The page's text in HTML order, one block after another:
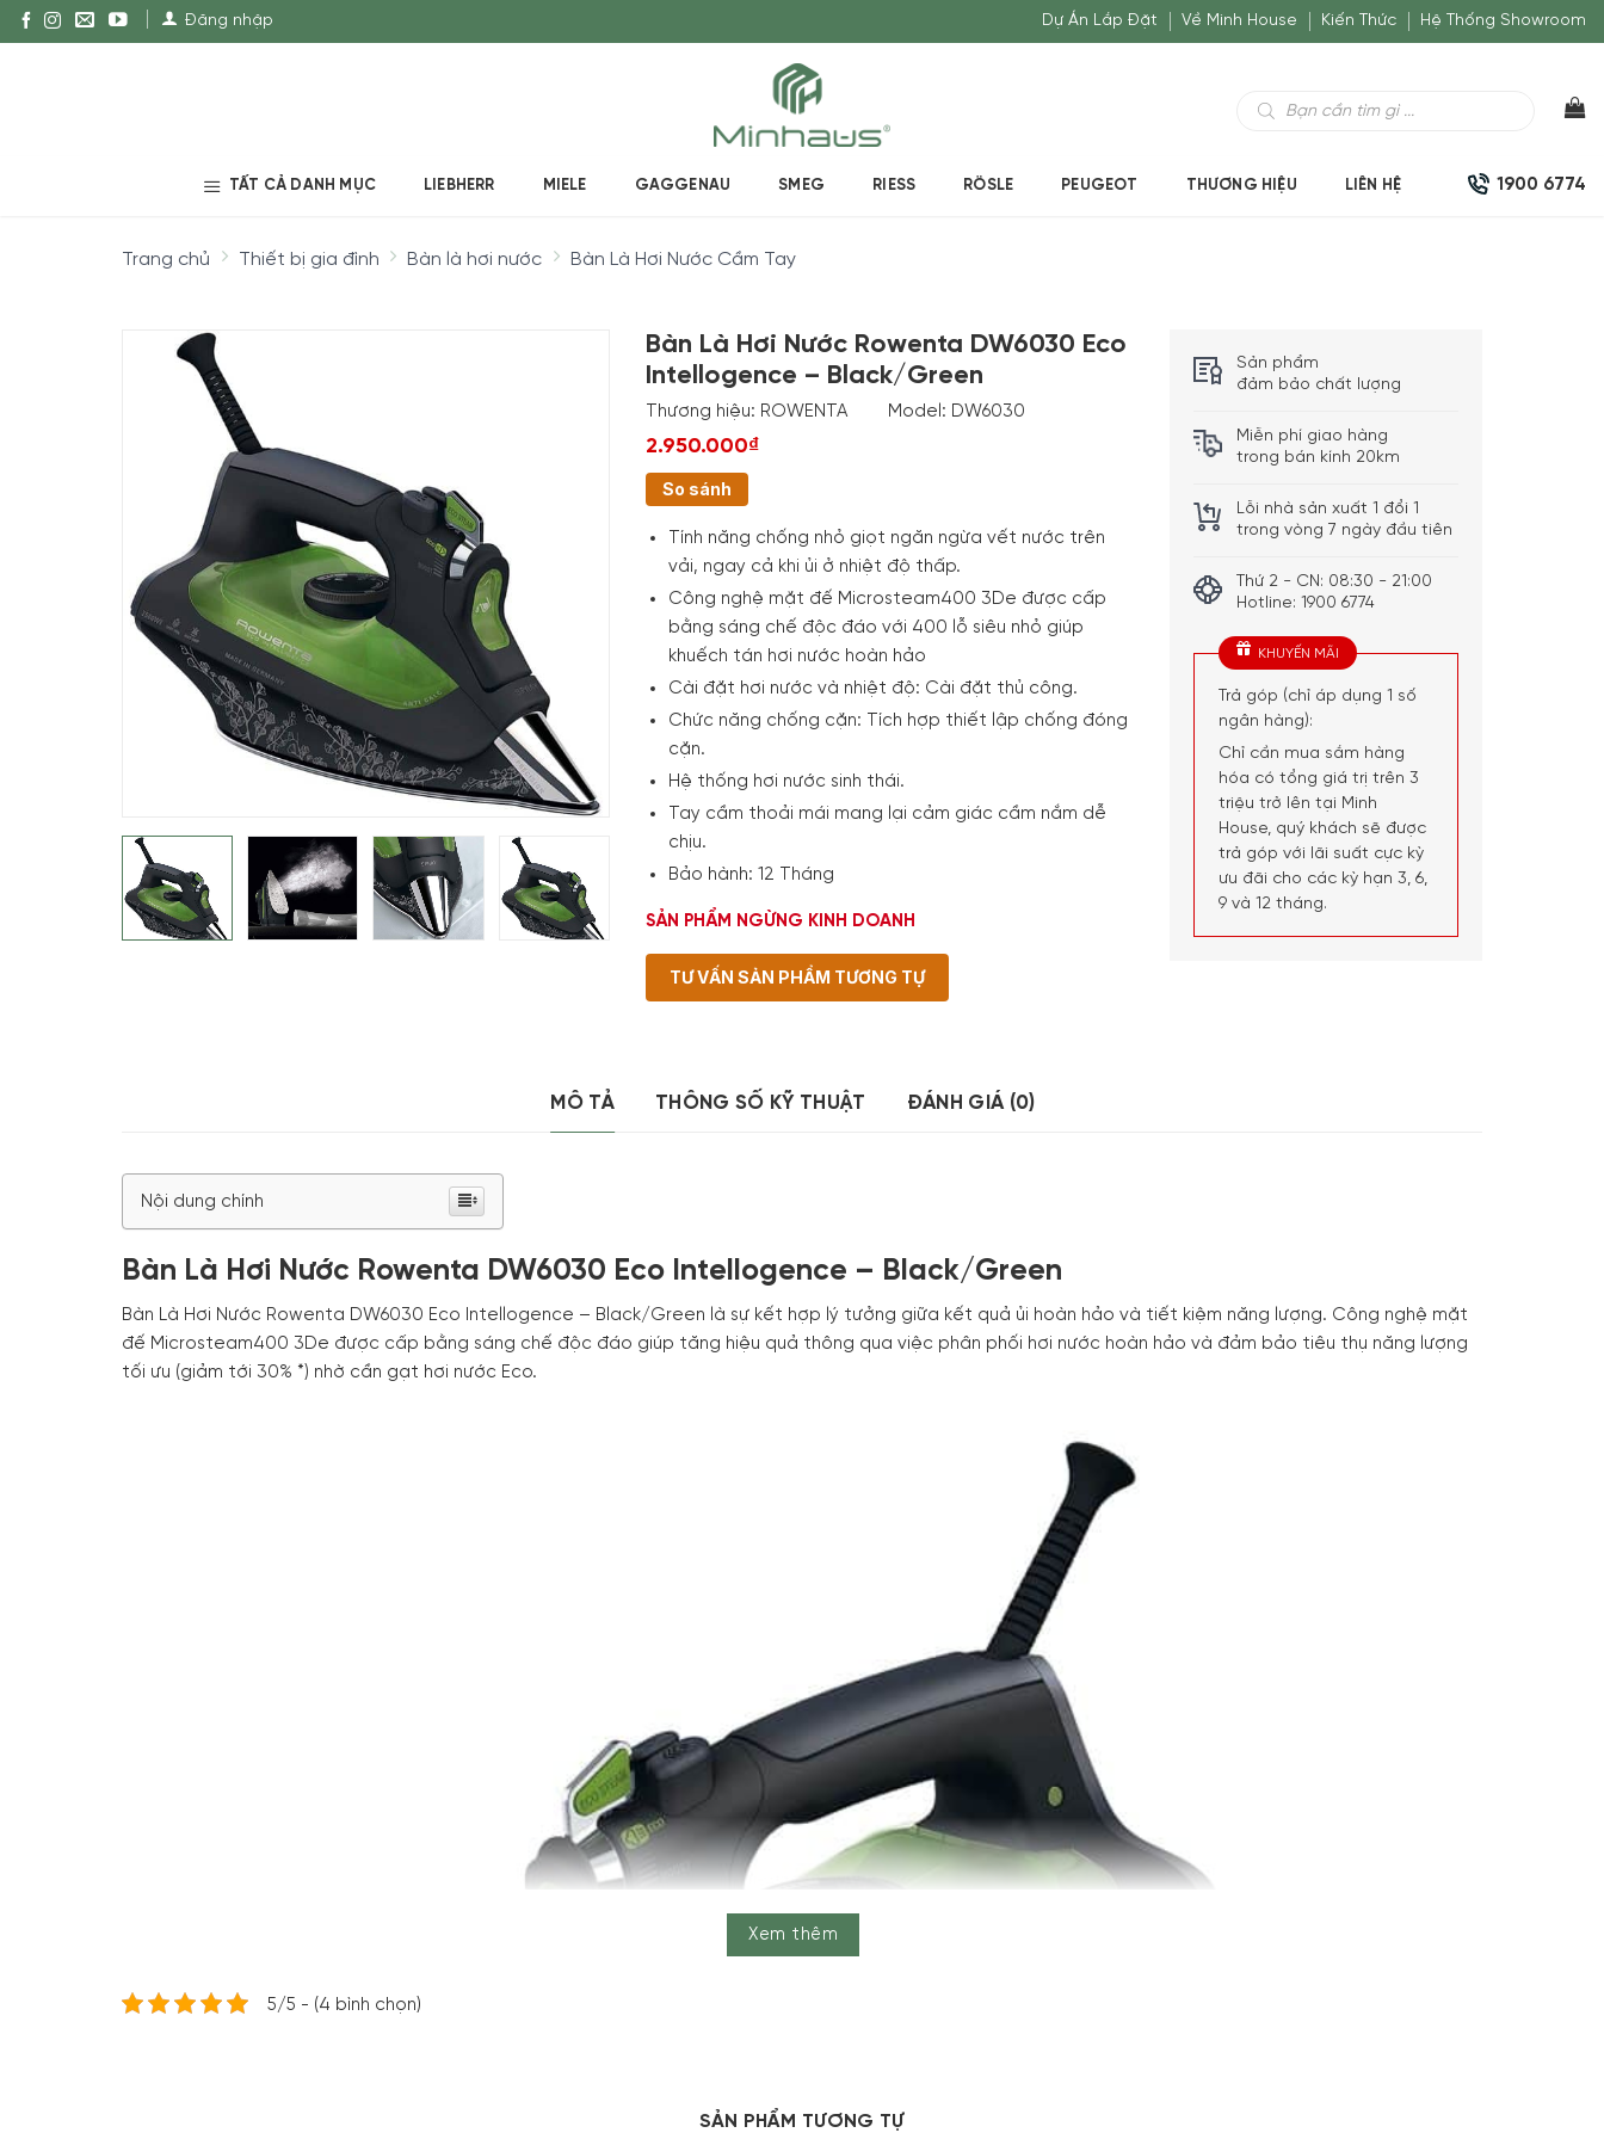
Đăng nhập Dự Án Lắp Đặt Về Minh House Kiến Thức Hệ Thống Showroom
kiếm
TẤT CẢ DANH MỤC LIEBHERR MIELE GAGGENAU SMEG RIESS RÖSLE PEUGEOT THƯƠNG HIỆU LIÊN HỆ 1900 6774
Trang chủ Thiết bị gia đình Bàn là hơi nước Bàn Là Hơi Nước Cầm Tay
Bàn Là Hơi Nước Rowenta DW6030 Eco
Intellogence – Black/Green
Thương hiệu: ROWENTA Model: DW6030
2.950.000₫
So sánh
Tính năng chống nhỏ giọt ngăn ngừa vết nước trên
vải, ngay cả khi ủi ở nhiệt độ thấp.
Công nghệ mặt đế Microsteam400 3De được cấp
bằng sáng chế độc đáo với 400 lỗ siêu nhỏ giúp
khuếch tán hơi nước hoàn hảo
Cài đặt hơi nước và nhiệt độ: Cài đặt thủ công.
Chức năng chống cặn: Tích hợp thiết lập chống đóng
cặn.
Hệ thống hơi nước sinh thái.
Tay cầm thoải mái mang lại cảm giác cầm nắm dễ
chịu.
Bảo hành: 12 Tháng
SẢN PHẨM NGỪNG KINH DOANH
TƯ VẤN SẢN PHẨM TƯƠNG TỰ
Sản phẩm
đảm bảo chất lượng
Miễn phí giao hàng
trong bán kính 20km
Lỗi nhà sản xuất 1 đổi 1
trong vòng 7 ngày đầu tiên
Thứ 2 - CN: 08:30 - 21:00
Hotline: 1900 6774
KHUYẾN MÃI
Trả góp (chỉ áp dụng 1 số
ngân hàng):
Chỉ cần mua sắm hàng
hóa có tổng giá trị trên 3
triệu trở lên tại Minh
House, quý khách sẽ được
trả góp với lãi suất cực kỳ
ưu đãi cho các kỳ hạn 3, 6,
9 và 12 tháng.
MÔ TẢ THÔNG SỐ KỸ THUẬT ĐÁNH GIÁ (0)
Nội dung chính
Bàn Là Hơi Nước Rowenta DW6030 Eco Intellogence – Black/Green
Bàn Là Hơi Nước Rowenta DW6030 Eco Intellogence – Black/Green là sự kết hợp lý tưởng giữa kết quả ủi hoàn hảo và tiết kiệm năng lượng. Công nghệ mặt
đế Microsteam400 3De được cấp bằng sáng chế độc đáo giúp tăng hiệu quả thông qua việc phân phối hơi nước hoàn hảo và đảm bảo tiêu thụ năng lượng
tối ưu (giảm tới 30% *) nhờ cần gạt hơi nước Eco.
Xem thêm
5/5 - (4 bình chọn)
SẢN PHẨM TƯƠNG TỰ